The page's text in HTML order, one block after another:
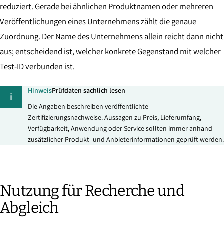
reduziert. Gerade bei ähnlichen Produktnamen oder mehreren
Veröffentlichungen eines Unternehmens zählt die genaue
Zuordnung. Der Name des Unternehmens allein reicht dann nicht
aus; entscheidend ist, welcher konkrete Gegenstand mit welcher
Test-ID verbunden ist.
i HinweisPrüfdaten sachlich lesen
Die Angaben beschreiben veröffentlichte
Zertifizierungsnachweise. Aussagen zu Preis, Lieferumfang,
Verfügbarkeit, Anwendung oder Service sollten immer anhand
zusätzlicher Produkt- und Anbieterinformationen geprüft werden.
Nutzung für Recherche und
Abgleich